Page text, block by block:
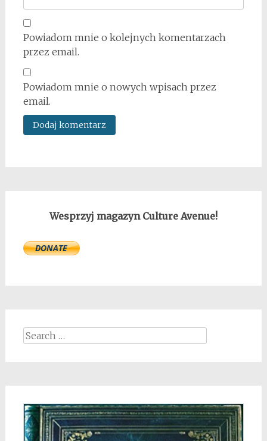
Powiadom mnie o kolejnych komentarzach
przez email.
Powiadom mnie o nowych wpisach przez
email.
Wesprzyj magazyn Culture Avenue!
Search